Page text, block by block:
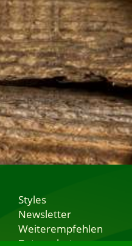
Styles
Newsletter
Weiterempfehlen
Datenschutz